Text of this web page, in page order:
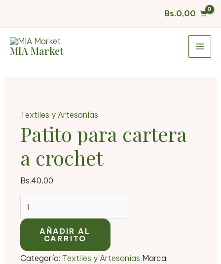
contenido
Bs.0,00
MIA Market
Textiles y Artesanías
Patito para cartera
a crochet
Bs.40,00
a
crochet
AÑADIR AL
CARRITO
Categoría: Textiles y Artesanías Marca: